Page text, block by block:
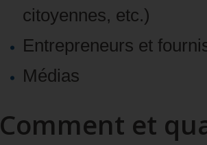
citoyennes, etc.)
Entrepreneurs et
Médias
Comment et